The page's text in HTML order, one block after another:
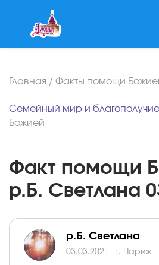
Главная / Факты помощи
Семейный мир и благополучие
Божией
Факт помощи
р.Б. Светлана
р.Б. Светлана
03.03.2021 г. Париж